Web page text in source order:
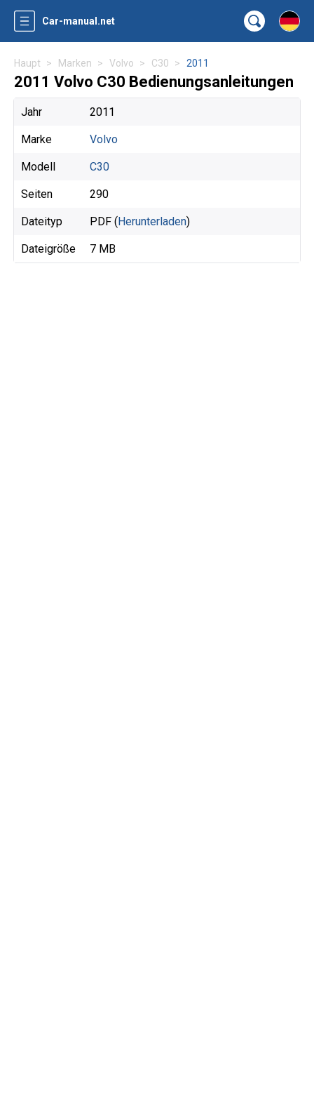
Car-manual.net
Haupt Marken Volvo C30 2011
2011 Volvo C30 Bedienungsanleitungen
Jahr 2011
Marke Volvo
Modell C30
Seiten 290
Dateityp PDF (Herunterladen)
Dateigröße 7 MB